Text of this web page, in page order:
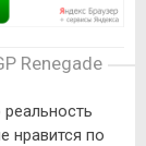
Renegade
нравится по